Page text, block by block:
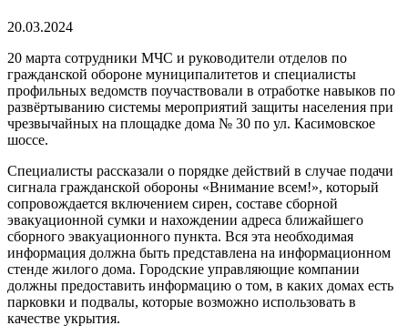
20.03.2024
20 марта сотрудники МЧС и руководители отделов по
гражданской обороне муниципалитетов и специалисты
профильных ведомств поучаствовали в отработке навыков по
развёртыванию системы мероприятий защиты населения при
чрезвычайных на площадке дома № 30 по ул. Касимовское
шоссе.
Специалисты рассказали о порядке действий в случае подачи
сигнала гражданской обороны «Внимание всем!», который
сопровождается включением сирен, составе сборной
эвакуационной сумки и нахождении адреса ближайшего
сборного эвакуационного пункта. Вся эта необходимая
информация должна быть представлена на информационном
стенде жилого дома. Городские управляющие компании
должны предоставить информацию о том, в каких домах есть
парковки и подвалы, которые возможно использовать в
качестве укрытия.